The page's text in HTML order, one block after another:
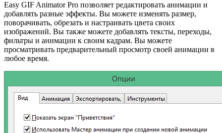
Easy GIF Animator Pro позволяет редактировать анимации и
добавлять разные эффекты. Вы можете изменять размер,
поворачивать, обрезать и настраивать цвета своих
изображений. Вы также можете добавлять тексты, переходы,
фильтры и анимации к своим кадрам. Вы можете
просматривать предварительный просмотр своей анимации в
любое время.